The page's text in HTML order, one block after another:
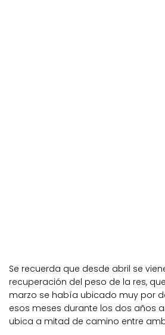
Se recuerda que desde abril se
recuperación del peso de la res,
marzo se había ubicado muy por
esos meses durante los dos años
ubica a mitad de camino entre